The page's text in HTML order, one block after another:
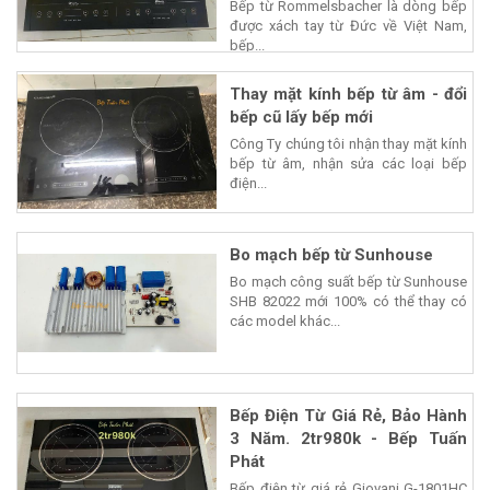
Bếp từ Rommelsbacher là dòng bếp
được xách tay từ Đức về Việt Nam,
bếp...
Thay mặt kính bếp từ âm - đổi
bếp cũ lấy bếp mới
Công Ty chúng tôi nhận thay mặt kính
bếp từ âm, nhận sửa các loại bếp
điện...
Bo mạch bếp từ Sunhouse
Bo mạch công suất bếp từ Sunhouse
SHB 82022 mới 100% có thể thay có
các model khác...
Bếp Điện Từ Giá Rẻ, Bảo Hành
3 Năm. 2tr980k - Bếp Tuấn
Phát